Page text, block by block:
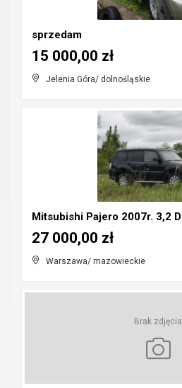
sprzedam
Jelenia Góra/ dolnośląskie
15 000,00 zł
Warszawa/ mazowieckie
27 000,00 zł
Brak zdjęcia